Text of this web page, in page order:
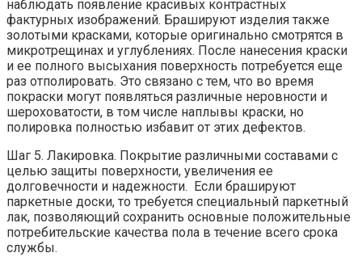
наблюдать появление красивых контрастных
фактурных изображений. Брашируют изделия также
золотыми красками, которые оригинально смотрятся в
микротрещинах и углублениях. После нанесения краски
и ее полного высыхания поверхность потребуется еще
раз отполировать. Это связано с тем, что во время
покраски могут появляться различные неровности и
шероховатости, в том числе наплывы краски, но
полировка полностью избавит от этих дефектов.
Шаг 5. Лакировка. Покрытие различными составами с
целью защиты поверхности, увеличения ее
долговечности и надежности. Если брашируют
паркетные доски, то требуется специальный паркетный
лак, позволяющий сохранить основные положительные
потребительские качества пола в течение всего срока
службы.